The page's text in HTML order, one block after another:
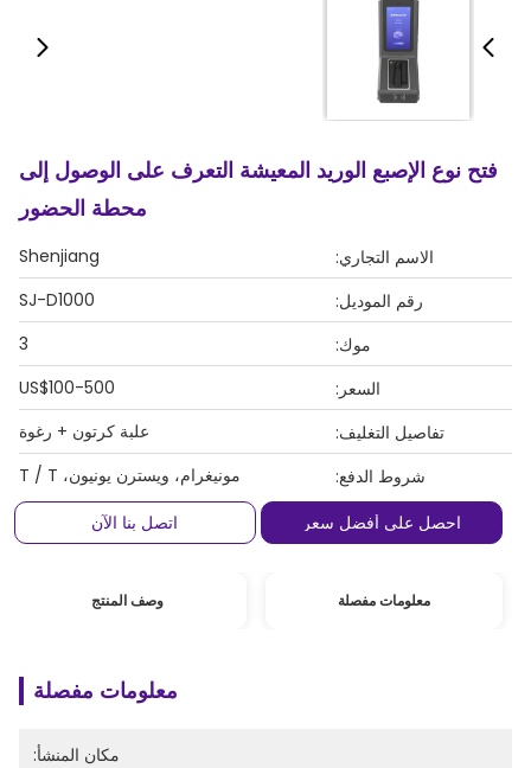
فتح نوع الإصبع الوريد المعيشة التعرف على الوصول إلى
محطة الحضور
الاسم التجاري:
Shenjiang
رقم الموديل:
SJ-D1000
موك:
3
السعر:
US$100-500
تفاصيل التغليف:
علبة كرتون + رغوة
شروط الدفع:
مونيغرام، ويسترن يونيون، T / T
احصل على أفضل سعر
اتصل بنا الآن
معلومات مفصلة وصف المنتج
معلومات مفصلة
مكان المنشأ: